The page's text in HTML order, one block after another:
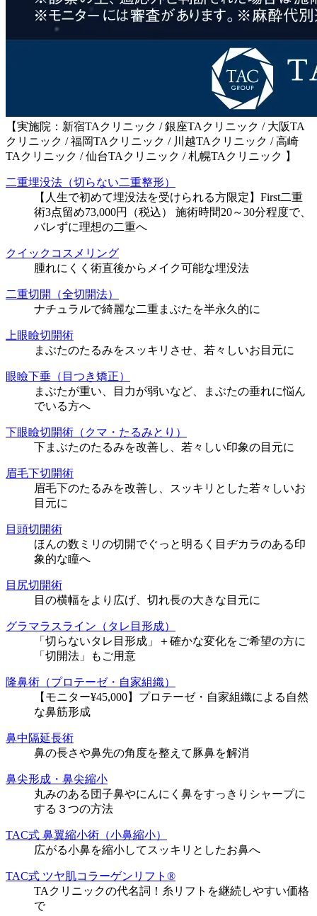
【実施院：新宿TAクリニック / 銀座TAクリニック / 大阪TA
クリニック / 福岡TAクリニック / 川越TAクリニック / 高崎
TAクリニック / 仙台TAクリニック / 札幌TAクリニック 】
二重埋没法（切らない二重整形）
【人生で初めて埋没法を受けられる方限定】First二重
術3点留め73,000円（税込） 施術時間20～30分程度で、
バレずに理想の二重へ
クイックコスメリング
腫れにくく術直後からメイク可能な埋没法
二重切開（全切開法）
ナチュラルで綺麗な二重まぶたを半永久的に
上眼瞼切開術
まぶたのたるみをスッキリさせ、若々しいお目元に
眼瞼下垂（目つき矯正）
まぶたが重い、目力が弱いなど、まぶたの垂れに悩ん
でいる方へ
下眼瞼切開術（クマ・たるみとり）
下まぶたのたるみを改善し、若々しい印象の目元に
眉毛下切開術
眉毛下のたるみを改善し、スッキリとした若々しいお
目元に
目頭切開術
ほんの数ミリの切開でぐっと明るく目ヂカラのある印
象的な瞳へ
目尻切開術
目の横幅をより広げ、切れ長の大きな目元に
グラマラスライン（タレ目形成）
「切らないタレ目形成」＋確かな変化をご希望の方に
「切開法」もご用意
隆鼻術（プロテーゼ・自家組織）
【モニター¥45,000】プロテーゼ・自家組織による自然
な鼻筋形成
鼻中隔延長術
鼻の長さや鼻先の角度を整えて豚鼻を解消
鼻尖形成・鼻尖縮小
丸みのある団子鼻やにんにく鼻をすっきりシャープに
する３つの方法
TAC式 鼻翼縮小術（小鼻縮小）
広がる小鼻を縮小してスッキリとしたお鼻へ
TAC式 ツヤ肌コラーゲンリフト®
TAクリニックの代名詞！糸リフトを継続しやすい価格
で